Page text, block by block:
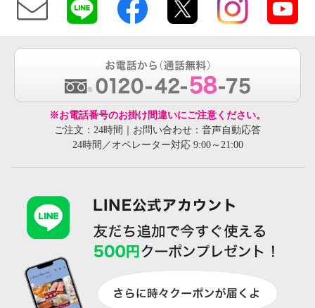
※お電話番号のお掛け間違いにご注意ください。
ご注文：24時間｜お問い合わせ：音声自動応答
24時間／オペレーター対応 9:00～21:00